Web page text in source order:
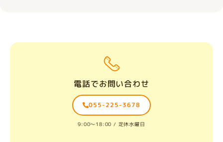
電話でお問い合わせ
055-225-3678
9:00〜18:00 / 定休水曜日